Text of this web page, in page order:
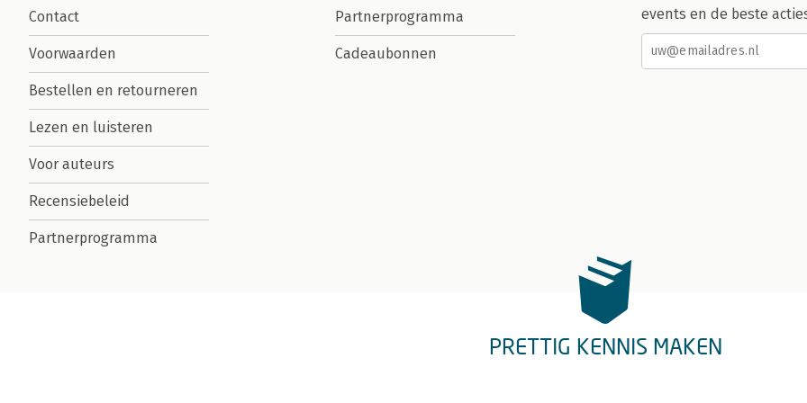
Contact
Voorwaarden
Bestellen en retourneren
Lezen en luisteren
Voor auteurs
Recensiebeleid
Partnerprogramma
Partnerprogramma
Cadeaubonnen
events en de beste
PRETTIG KENNIS MAKEN